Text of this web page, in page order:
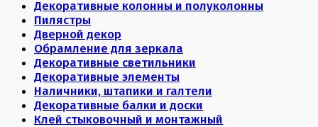
Декоративные колонны и полуколонны
Пилястры
Дверной декор
Обрамление для зеркала
Декоративные светильники
Декоративные элементы
Наличники, штапики и галтели
Декоративные балки и доски
Клей стыковочный и монтажный